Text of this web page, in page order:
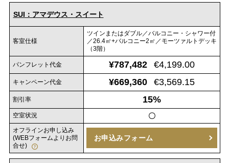
SUI：アマデウス・スイート
客室仕様
ツインまたはダブル／バルコニー・シャワー付
／26.4㎡+バルコニー2㎡／モーツァルトデッキ
（3階）
パンフレット代金 ¥787,482 €4,199.00
キャンペーン代金 ¥669,360 €3,569.15
割引率 15%
空室状況 〇
オフラインお申し込み
(WEBフォームよりお問
合せ)
お申込みフォーム